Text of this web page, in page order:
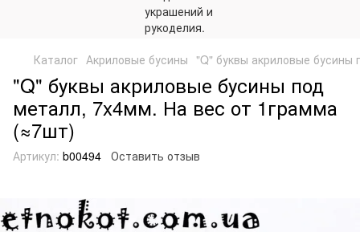
Каталог Акриловые бусины "Q" буквы акриловые
"Q" буквы акриловые бусины под
металл, 7x4мм. На вес от 1грамма
(≈7шт)
Артикул: b00494 Оставить отзыв